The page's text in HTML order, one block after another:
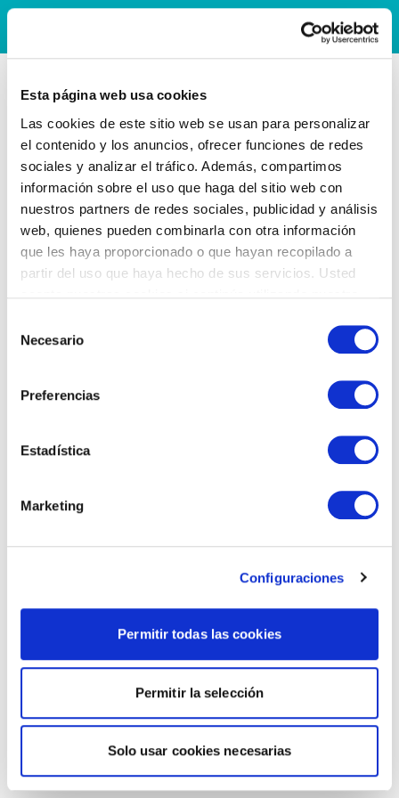
Esta página web usa cookies
Las cookies de este sitio web se usan para personalizar
el contenido y los anuncios, ofrecer funciones de redes
sociales y analizar el tráfico. Además, compartimos
información sobre el uso que haga del sitio web con
nuestros partners de redes sociales, publicidad y análisis
web, quienes pueden combinarla con otra información
que les haya proporcionado o que hayan recopilado a
partir del uso que haya hecho de sus servicios. Usted
Necesario
Preferencias
Estadística
Marketing
Configuraciones
Permitir todas las cookies
Permitir la selección
Solo usar cookies necesarias